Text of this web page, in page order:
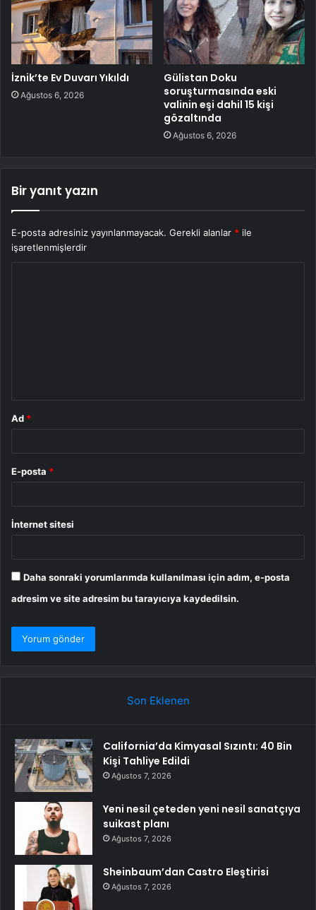
İznik’te Ev Duvarı Yıkıldı
Ağustos 6, 2026
Gülistan Doku
soruşturmasında eski
valinin eşi dahil 15 kişi
gözaltında
Ağustos 6, 2026
Bir yanıt yazın
E-posta adresiniz yayınlanmayacak. Gerekli alanlar * ile
işaretlenmişlerdir
Ad *
E-posta *
İnternet sitesi
Daha sonraki yorumlarımda kullanılması için adım, e-posta
adresim ve site adresim bu tarayıcıya kaydedilsin.
Son Eklenen
California’da Kimyasal Sızıntı: 40 Bin
Kişi Tahliye Edildi
Ağustos 7, 2026
Yeni nesil çeteden yeni nesil sanatçıya
suikast planı
Ağustos 7, 2026
Sheinbaum’dan Castro Eleştirisi
Ağustos 7, 2026